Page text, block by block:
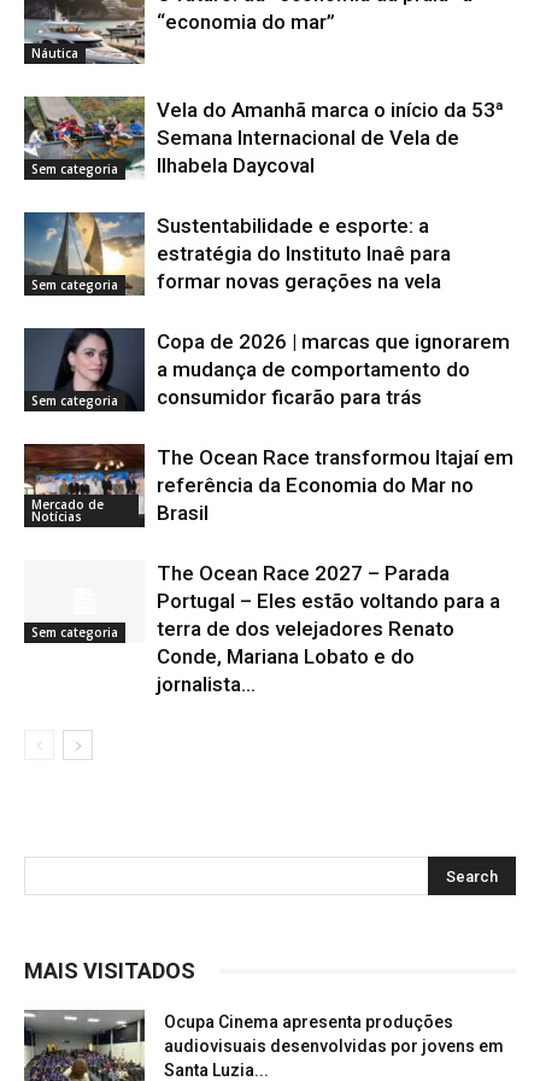
Náutica
“economia do mar”
Sem categoria
Vela do Amanhã marca o início da 53ª
Semana Internacional de Vela de
Ilhabela Daycoval
Sem categoria
Sustentabilidade e esporte: a
estratégia do Instituto Inaê para
formar novas gerações na vela
Sem categoria
Copa de 2026 | marcas que ignorarem
a mudança de comportamento do
consumidor ficarão para trás
Mercado de
Notícias
The Ocean Race transformou Itajaí em
referência da Economia do Mar no
Brasil
Sem categoria
The Ocean Race 2027 – Parada
Portugal – Eles estão voltando para a
terra de dos velejadores Renato
Conde, Mariana Lobato e do
jornalista...
MAIS VISITADOS
Ocupa Cinema apresenta produções
audiovisuais desenvolvidas por jovens em
Santa Luzia...